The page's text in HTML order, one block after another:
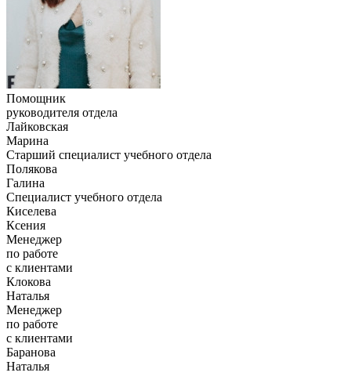
Помощник
руководителя отдела
Лайковская
Марина
Старший специалист учебного отдела
Полякова
Галина
Специалист учебного отдела
Киселева
Ксения
Менеджер
по работе
с клиентами
Клокова
Наталья
Менеджер
по работе
с клиентами
Баранова
Наталья